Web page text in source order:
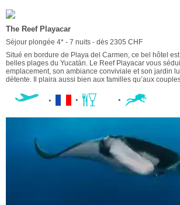
The Reef Playacar
Séjour plongée 4* - 7 nuits - dès 2305 CHF
Situé en bordure de Playa del Carmen, ce bel hôtel
belles plages du Yucatán. Le Reef Playacar vous
emplacement, son ambiance conviviale et son jardin
détente. Il plaira aussi bien aux familles qu’aux